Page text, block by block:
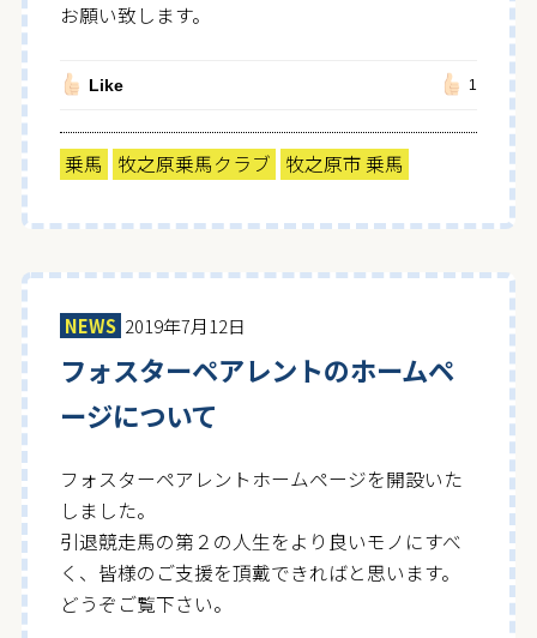
お願い致します。
Like 1
乗馬 牧之原乗馬クラブ 牧之原市 乗馬
NEWS 2019年7月12日
フォスターペアレントのホームペ
ージについて
フォスターペアレントホームページを開設いた
しました。
引退競走馬の第２の人生をより良いモノにすべ
く、皆様のご支援を頂戴できればと思います。
どうぞご覧下さい。